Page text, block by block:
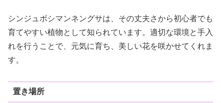
シンジュボシマンネングサは、その丈夫さから初心者でも
育てやすい植物として知られています。適切な環境と手入
れを行うことで、元気に育ち、美しい花を咲かせてくれま
す。
置き場所